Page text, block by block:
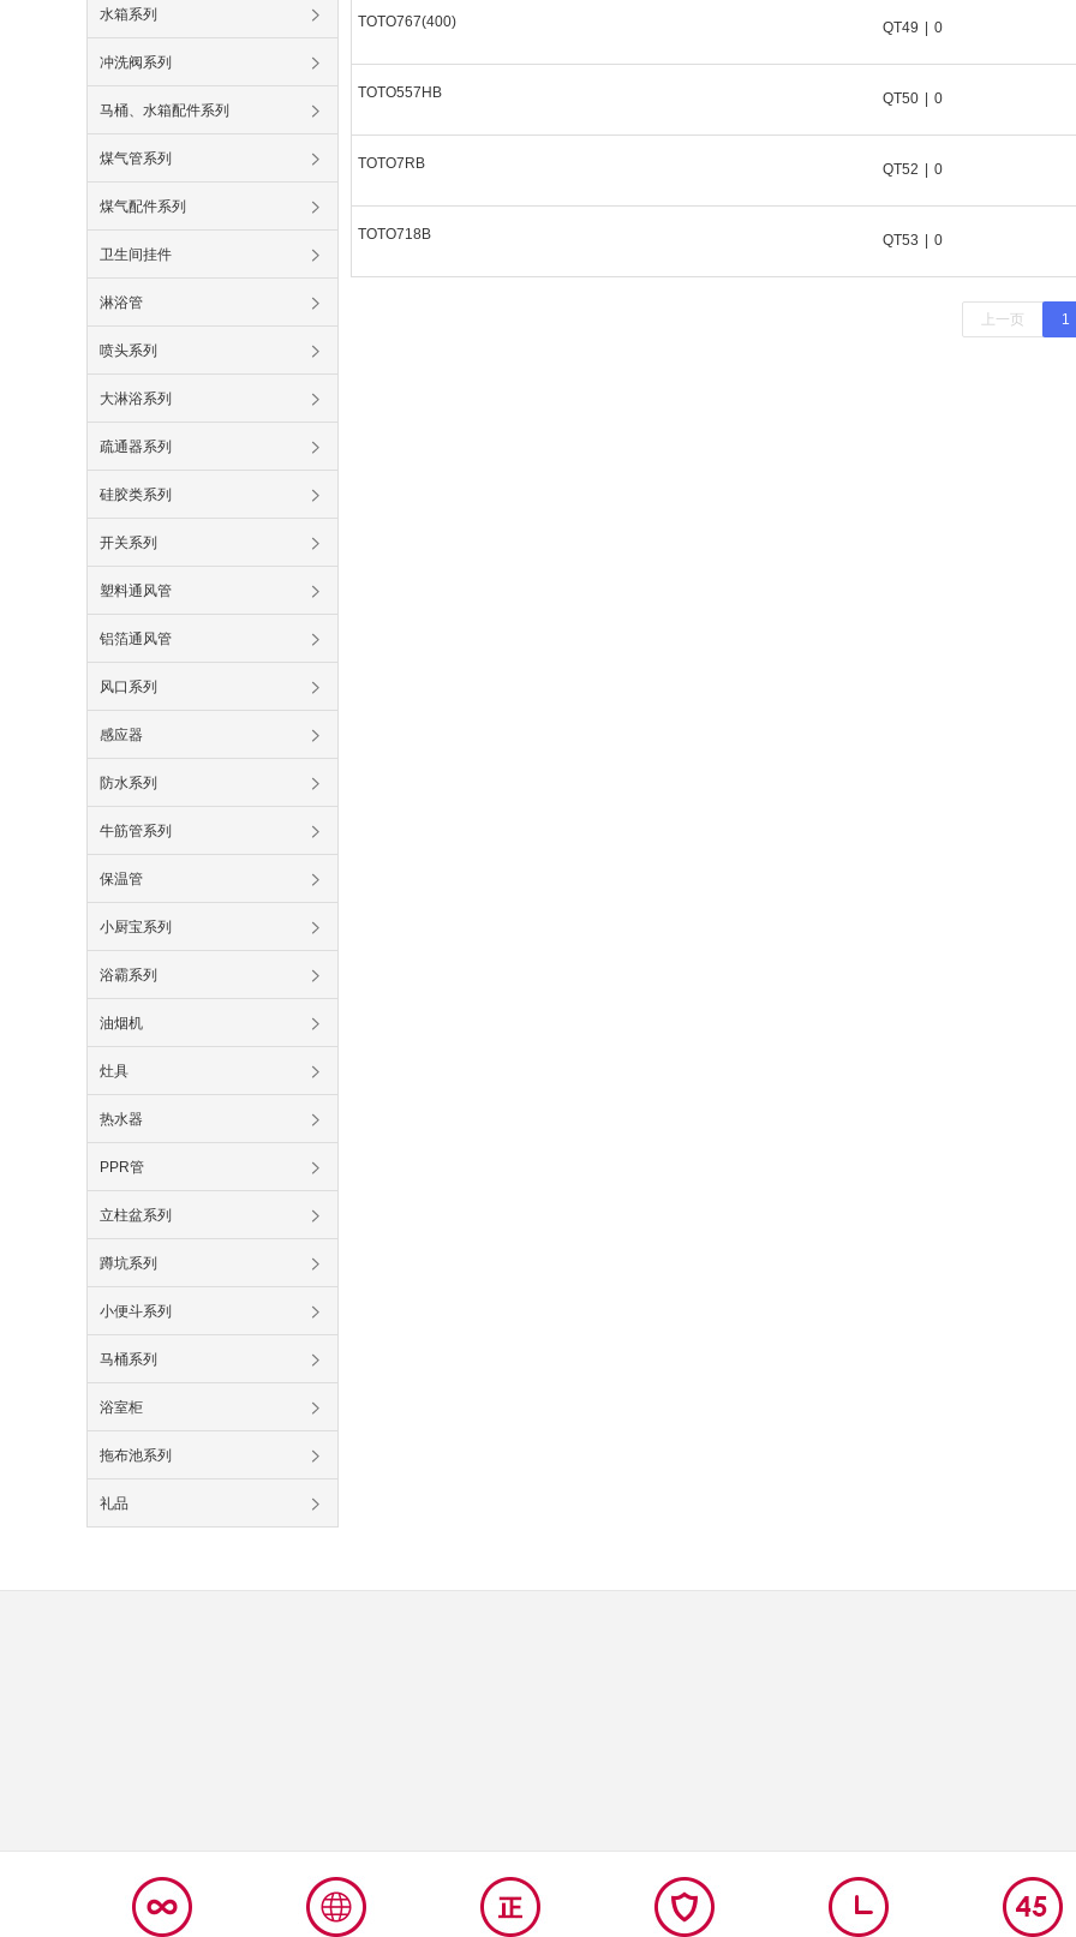
水箱系列
冲洗阀系列
马桶、水箱配件系列
煤气管系列
煤气配件系列
卫生间挂件
淋浴管
喷头系列
大淋浴系列
疏通器系列
硅胶类系列
开关系列
塑料通风管
铝箔通风管
风口系列
感应器
防水系列
牛筋管系列
保温管
小厨宝系列
浴霸系列
油烟机
灶具
热水器
PPR管
立柱盆系列
蹲坑系列
小便斗系列
马桶系列
浴室柜
拖布池系列
礼品
TOTO767(400) QT49 0
TOTO557HB QT50 0
TOTO7RB QT52 0
TOTO718B QT53 0
上一页 1